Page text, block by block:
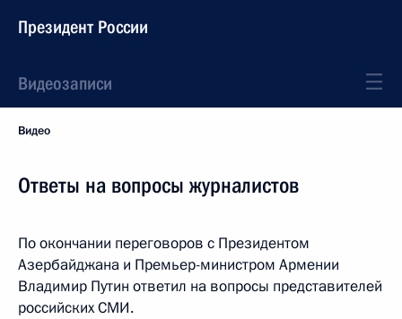
Президент России
Видеозаписи
Видео
Ответы на вопросы журналистов
По окончании переговоров с Президентом
Азербайджана и Премьер-министром Армении
Владимир Путин ответил на вопросы представителей
российских СМИ.